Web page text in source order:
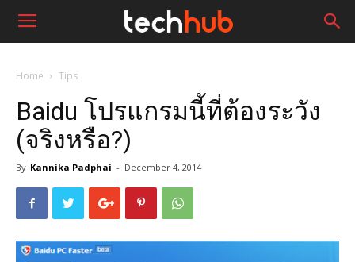
Home Tips
Baidu โปรแกรมนี้ที่ต้องระวัง
(จริงหรือ?)
By Kannika Padphai - December 4, 2014